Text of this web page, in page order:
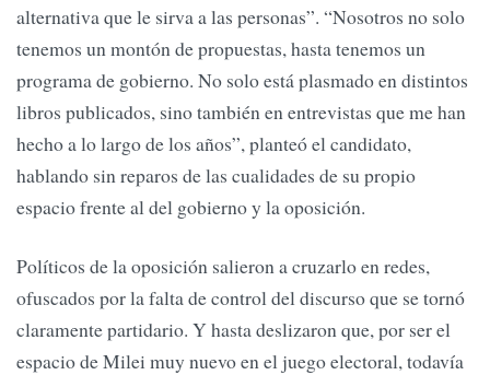
alternativa que le sirva a las personas”. “Nosotros no solo
tenemos un montón de propuestas, hasta tenemos un
programa de gobierno. No solo está plasmado en distintos
libros publicados, sino también en entrevistas que me han
hecho a lo largo de los años”, planteó el candidato,
hablando sin reparos de las cualidades de su propio
espacio frente al del gobierno y la oposición.
Políticos de la oposición salieron a cruzarlo en redes,
ofuscados por la falta de control del discurso que se tornó
claramente partidario. Y hasta deslizaron que, por ser el
espacio de Milei muy nuevo en el juego electoral, todavía